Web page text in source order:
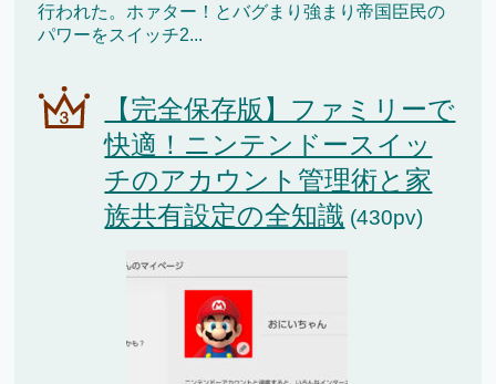
行われた。ホァター！とバグまり強まり帝国臣民の
パワーをスイッチ2...
【完全保存版】ファミリーで
快適！ニンテンドースイッ
チのアカウント管理術と家
族共有設定の全知識 (430pv)